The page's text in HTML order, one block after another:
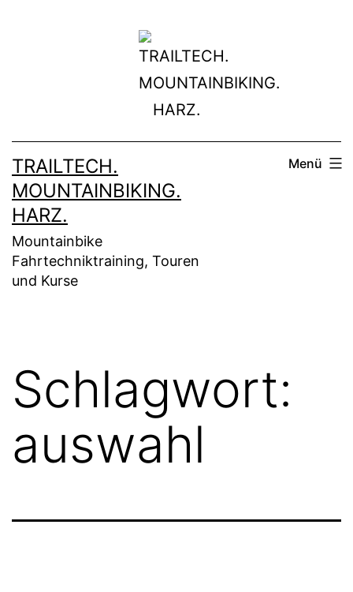
TRAILTECH.
MOUNTAINBIKING.
HARZ.
Mountainbike
Fahrtechniktraining, Touren
und Kurse
Menü
Schlagwort:
auswahl